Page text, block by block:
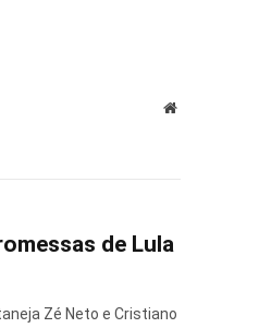
Website
de Lula
Zé Neto e Cristiano